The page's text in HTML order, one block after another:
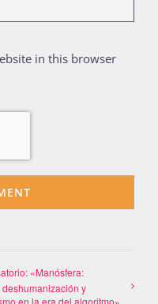
in this browser
«Manósfera:
y